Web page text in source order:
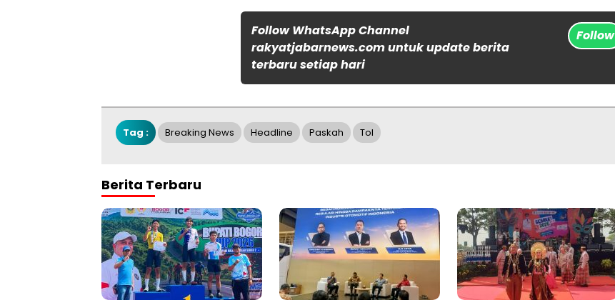
Follow WhatsApp Channel
rakyatjabarnews.com untuk update berita
terbaru setiap hari
Follow
Tag : Breaking News Headline Paskah Tol
Berita Terbaru